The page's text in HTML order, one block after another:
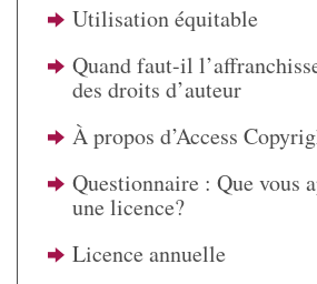
Utilisation équitable
Quand faut-il
des droits d’auteur
À propos d’Access
Questionnaire : Que vous
une licence?
Licence annuelle